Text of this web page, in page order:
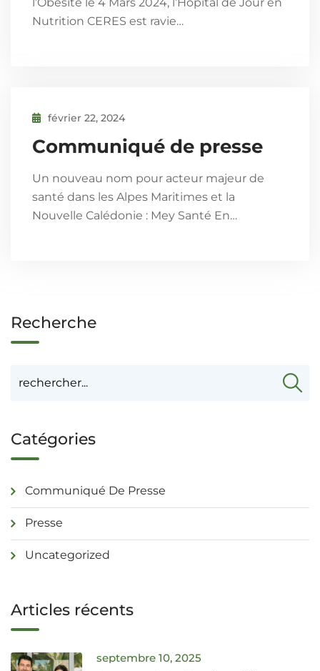
Nutrition CERES est ravie…
février 22, 2024
Communiqué de presse
Un nouveau nom pour acteur majeur de
santé dans les Alpes Maritimes et la
Nouvelle Calédonie : Mey Santé En…
Recherche
Catégories
Communiqué De Presse
Presse
Uncategorized
Articles récents
septembre 10, 2025